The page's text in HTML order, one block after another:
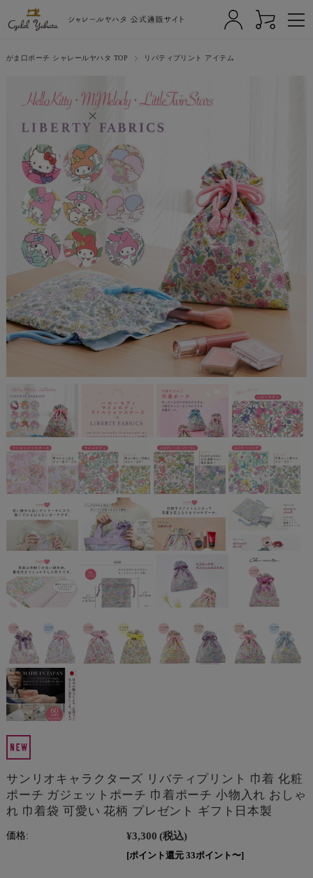
がま口ポーチ シャレールヤハタ TOP リバティプリント アイテム
サンリオキャラクターズ リバティプリント 巾着 化粧
ポーチ ガジェットポーチ 巾着ポーチ 小物入れ おしゃ
れ 巾着袋 可愛い 花柄 プレゼント ギフト日本製
価格: ¥3,300 (税込)
[ポイント還元 33ポイント〜]